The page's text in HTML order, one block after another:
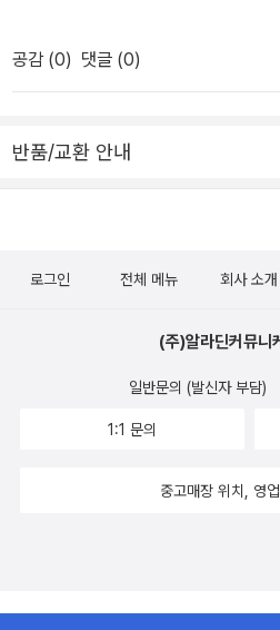
니다.버팔로에게 ?기고 있는 잭과 애
시 만난 잭과 애니 버팔로와 인디언
use, belonging to Arthurian
o the places depicted. Once on
the reference book as a
eyed in the body of the text to
he Lakota Indians, largest of the
ily lives of the Indians and their
models note-taking and the use
riddles in order to become
Series is available at the
공감 (0) 댓글 (0)
반품/교환 안내
로그인 전체 메뉴 회사 소개
(주)알라딘커뮤니
일반문의 (발신자 부담)
1:1 문의
중고매장 위치, 영